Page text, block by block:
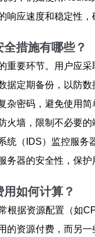
响应速度和稳定性，
措施有哪些？
重要环节。用户应采
据定期备份，以防数
杂密码，避免使用简
火墙，限制不必要的
统（IDS）监控服务
务器的安全性，保护
如何计算？
根据资源配置（如
的资源付费，而另